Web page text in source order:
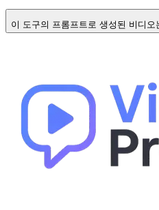
이 도구의 프롬프트로 생성된 비디